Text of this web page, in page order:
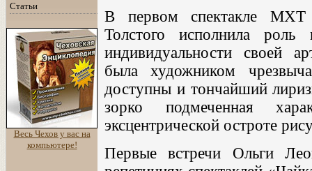
Статьи
Весь Чехов у вас на
компьютере!
В первом спектакле
Толстого исполнила
индивидуальности своей
была художником
доступны и тончайший
зорко подмеченная
эксцентрической остроте
Первые встречи Ольги